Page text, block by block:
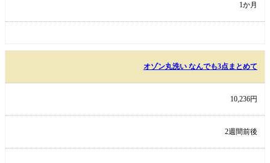
1か月
オゾン丸洗い なんでも3点まとめて
10,236円
2週間前後